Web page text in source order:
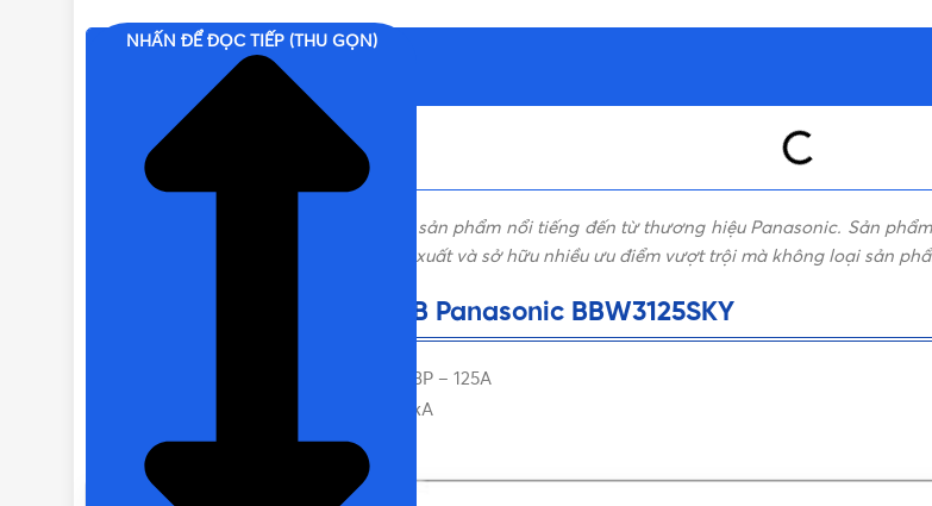
Nội dung chính
là dòng sản phẩm nổi tiếng đến từ thương hiệu Panasonic. Sản
nay. Thiết bị dẫn đầu về công nghệ sản xuất và sở hữu nhiều ưu điểm vượt trội mà không loại sản
Thống số cơ bản của MCCB Panasonic BBW3125SKY
MCCB (Molded Case Circuit Breaker) 3P – 125A
Dòng cắt: 220VAC/50kA – 415VAC/25kA
Sản xuất tại Nhật Bản
NHẤN ĐỂ ĐỌC TIẾP (THU GỌN)